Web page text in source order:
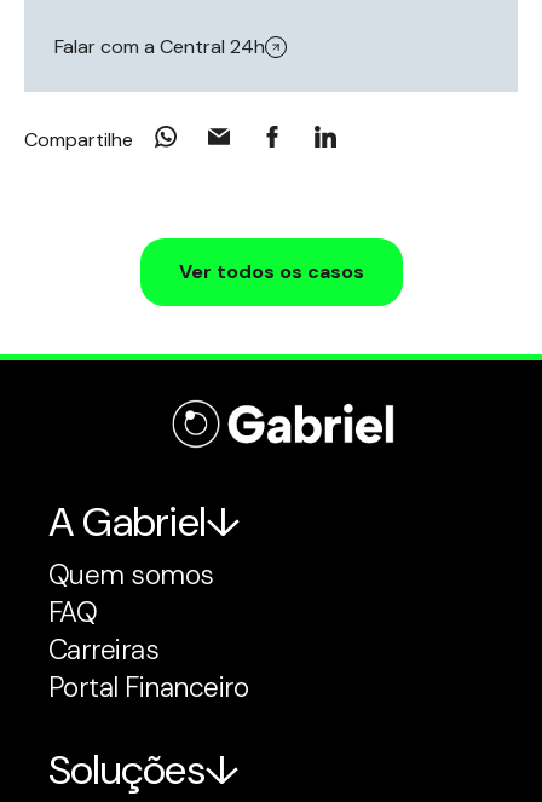
Falar com a Central 24h
Compartilhe
Ver todos os casos
A Gabriel
Quem somos
FAQ
Carreiras
Portal Financeiro
Soluções